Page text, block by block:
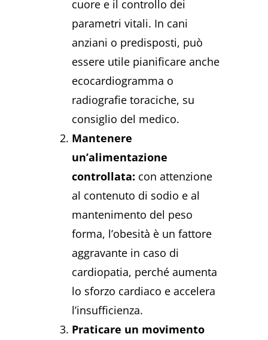
cuore e il controllo dei
parametri vitali. In cani
anziani o predisposti, può
essere utile pianificare anche
ecocardiogramma o
radiografie toraciche, su
consiglio del medico.
Mantenere
un’alimentazione
controllata: con attenzione
al contenuto di sodio e al
mantenimento del peso
forma, l’obesità è un fattore
aggravante in caso di
cardiopatia, perché aumenta
lo sforzo cardiaco e accelera
l’insufficienza.
Praticare un movimento